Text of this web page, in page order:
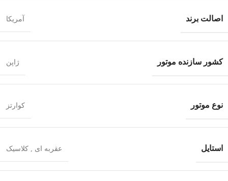
اصالت برند آمریکا
کشور سازنده موتور ژاپن
نوع موتور کوارتز
استایل عقربه ای , کلاسیک